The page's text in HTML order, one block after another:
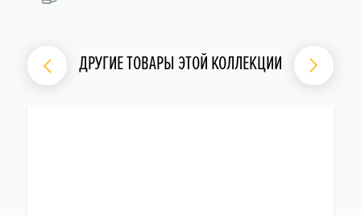
ДРУГИЕ ТОВАРЫ ЭТОЙ КОЛЛЕКЦИИ